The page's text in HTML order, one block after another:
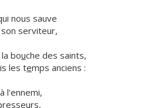
nous sauve
serviteur,
bouche des saints,
les temps anciens :
l'ennemi,